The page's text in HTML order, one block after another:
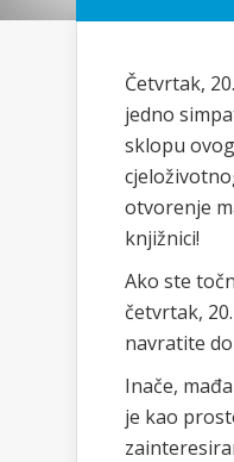
Četvrtak,
jedno
sklopu
otvorenje
knjižnici!
Ako ste
četvrtak,
navratite
Inače,
je kao